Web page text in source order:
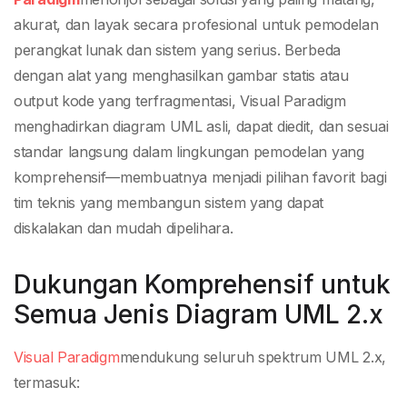
akurat, dan layak secara profesional untuk pemodelan
perangkat lunak dan sistem yang serius. Berbeda
dengan alat yang menghasilkan gambar statis atau
output kode yang terfragmentasi, Visual Paradigm
menghadirkan diagram UML asli, dapat diedit, dan sesuai
standar langsung dalam lingkungan pemodelan yang
komprehensif—membuatnya menjadi pilihan favorit bagi
tim teknis yang membangun sistem yang dapat
diskalakan dan mudah dipelihara.
Dukungan Komprehensif untuk
Semua Jenis Diagram UML 2.x
Visual Paradigmmendukung seluruh spektrum UML 2.x,
termasuk: